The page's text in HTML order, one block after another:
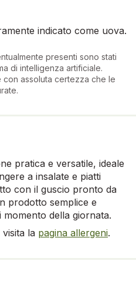
indicato come uova.
presenti sono stati
di intelligenza artificiale.
con assoluta certezza che le
pratica e versatile, ideale
a insalate e piatti
con il guscio pronto da
prodotto semplice e
della giornata.
la pagina allergeni.